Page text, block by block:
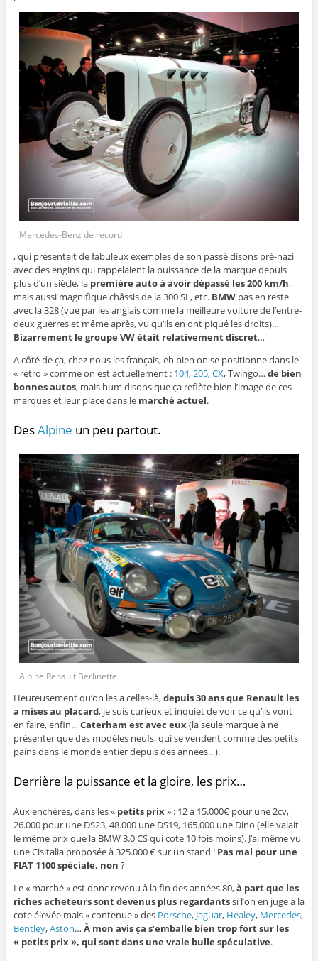
Mercedes-Benz de record
, qui présentait de fabuleux exemples de son passé disons pré-nazi
avec des engins qui rappelaient la puissance de la marque depuis
plus d’un siècle, la première auto à avoir dépassé les 200 km/h,
mais aussi magnifique châssis de la 300 SL, etc. BMWpas en reste
avec la 328 (vue par les anglais comme la meilleure voiture de l’entre-
deux guerres et même après, vu qu’ils en ont piqué les droits)…
Bizarrement le groupe VW était relativement discret…
A côté de ça, chez nous les français, eh bien on se positionne dans le
« rétro » comme on est actuellement : 104,205,CX, Twingo… de bien
bonnes autos, mais hum disons que ça reflète bien l’image de ces
marques et leur place dans le marché actuel.
DesAlpine un peu partout.
Alpine Renault Berlinette
Heureusement qu’on les a celles-là,depuis 30 ans que Renault les
a mises au placard, je suis curieux et inquiet de voir ce qu’ils vont
en faire, enfin… Caterham est avec eux(la seule marque à ne
présenter que des modèles neufs, qui se vendent comme des petits
pains dans le monde entier depuis des années…).
Derrière la puissance et la gloire, les prix…
Aux enchères, dans les « petits prix» : 12 à 15.000€ pour une 2cv,
26.000 pour une DS23, 48.000 une DS19, 165.000 une Dino (elle valait
le même prix que la BMW 3.0 CS qui cote 10 fois moins). J’ai même vu
une Cisitalia proposée à 325.000 € sur un stand ! Pas mal pour une
FIAT 1100 spéciale, non ?
Le « marché » est donc revenu à la fin des années 80,à part que les
riches acheteurs sont devenus plus regardantssi l’on en juge à la
cote élevée mais « contenue » des Porsche, Jaguar, Healey, Mercedes,
Bentley,Aston… À mon avis ça s’emballe bien trop fort sur les
« petits prix », qui sont dans une vraie bulle spéculative.